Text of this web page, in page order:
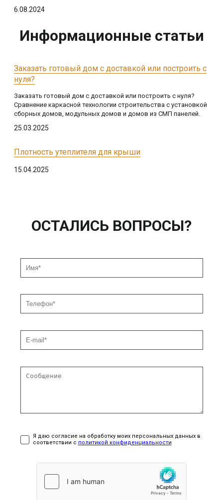
6.08.2024
Информационные статьи
Заказать готовый дом с доставкой или построить с
нуля?
Заказать готовый дом с доставкой или построить с нуля?
Сравнение каркасной технологии строительства с установкой
сборных домов, модульных домов и домов из СМП панелей.
25.03.2025
Плотность утеплителя для крыши
15.04.2025
ОСТАЛИСЬ ВОПРОСЫ?
Я даю согласие на обработку моих персональных данных в
соответствии с политикой конфиденциальности